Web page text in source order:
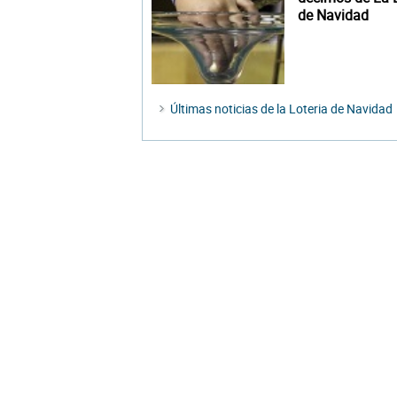
de Navidad
Últimas noticias de la Loteria de Navidad